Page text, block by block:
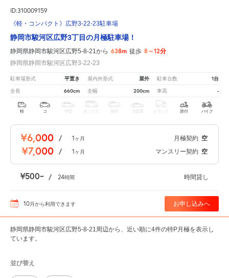
ID:310009159
《軽・コンパクト》広野3-22-23駐車場
静岡市駿河区広野3丁目の月極駐車場！
静岡県静岡市駿河区広野5-8-21から 638m 徒歩 8～12分
静岡県静岡市駿河区広野3-22-23
駐車場形式 平置き 屋内外形式 屋外 駐車台数 1台
全長 660cm 全幅 200cm 車高 -
軽 コ 中型 ボックス SUV 大型車 トラック 原付 バイク
¥6,000 / 1ヶ月 月極契約 空
¥7,000 / 1ヶ月 マンスリー契約 空
¥500 / 24時間 時間貸し
10月から利用できます お申し込みへ
静岡県静岡市駿河区広野5-8-21周辺から、近い順に4件の特P月極を表示し
ています。
並び替え